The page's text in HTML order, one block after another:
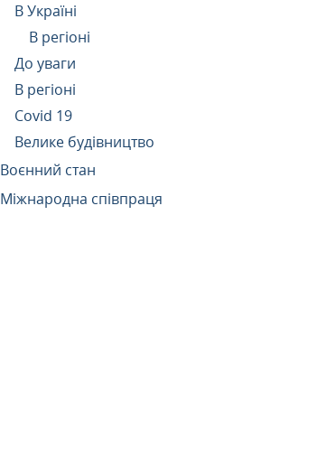
В Україні
В регіоні
До уваги
В регіоні
Covid 19
Велике будівництво
Воєнний стан
Міжнародна співпраця